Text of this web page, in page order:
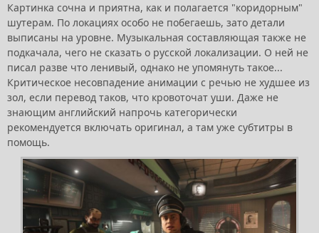
Картинка сочна и приятна, как и полагается "коридорным"
шутерам. По локациях особо не побегаешь, зато детали
выписаны на уровне. Музыкальная составляющая также не
подкачала, чего не сказать о русской локализации. О ней не
писал разве что ленивый, однако не упомянуть такое...
Критическое несовпадение анимации с речью не худшее из
зол, если перевод таков, что кровоточат уши. Даже не
знающим английский напрочь категорически
рекомендуется включать оригинал, а там уже субтитры в
помощь.